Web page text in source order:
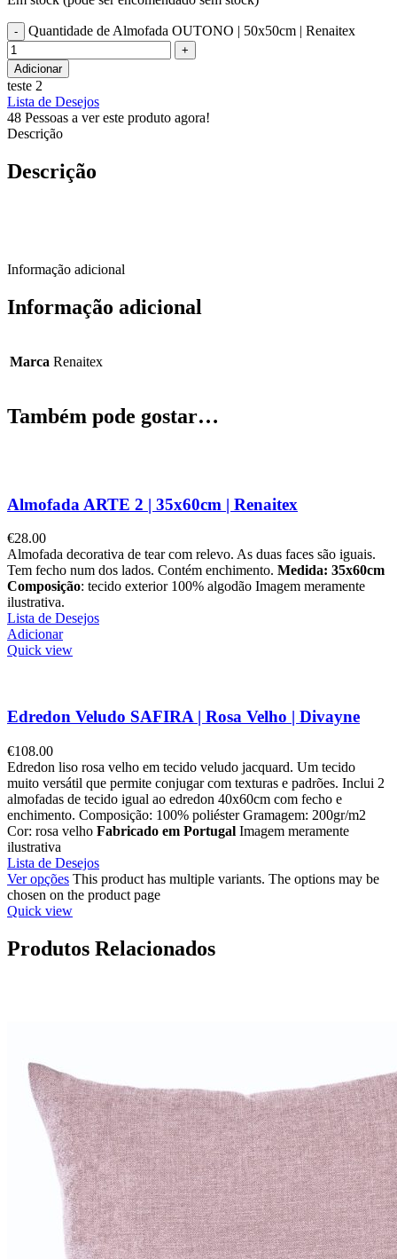
Quantidade de Almofada OUTONO | 50x50cm | Renaitex
Adicionar
teste 2
Lista de Desejos
48 Pessoas a ver este produto agora!
Descrição
Descrição
Informação adicional
Informação adicional
Marca Renaitex
Também pode gostar…
Almofada ARTE 2 | 35x60cm | Renaitex
€28.00
Almofada decorativa de tear com relevo. As duas faces são iguais.
Tem fecho num dos lados. Contém enchimento. Medida: 35x60cm
Composição: tecido exterior 100% algodão Imagem meramente
ilustrativa.
Lista de Desejos
Adicionar
Quick view
Edredon Veludo SAFIRA | Rosa Velho | Divayne
€108.00
Edredon liso rosa velho em tecido veludo jacquard. Um tecido
muito versátil que permite conjugar com texturas e padrões. Inclui 2
almofadas de tecido igual ao edredon 40x60cm com fecho e
enchimento. Composição: 100% poliéster Gramagem: 200gr/m2
Cor: rosa velho Fabricado em Portugal Imagem meramente
ilustrativa
Lista de Desejos
Ver opções This product has multiple variants. The options may be
chosen on the product page
Quick view
Produtos Relacionados